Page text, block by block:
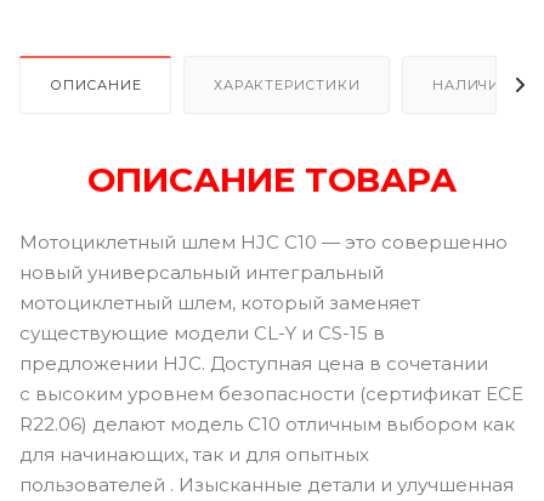
ОПИСАНИЕ ХАРАКТЕРИСТИКИ НАЛИЧИЕ В
ОПИСАНИЕ ТОВАРА
Мотоциклетный шлем HJC C10 — это совершенно
новый универсальный интегральный
мотоциклетный шлем, который заменяет
существующие модели CL-Y и CS-15 в
предложении HJC. Доступная цена в сочетании
с высоким уровнем безопасности (сертификат ECE
R22.06) делают модель C10 отличным выбором как
для начинающих, так и для опытных
пользователей . Изысканные детали и улучшенная